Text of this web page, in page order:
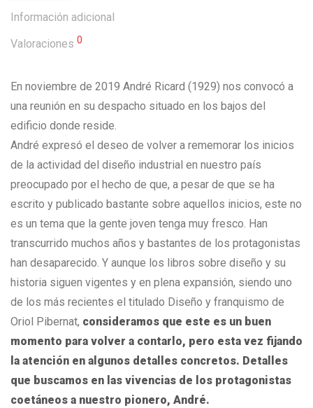
Información adicional
Valoraciones 0
En noviembre de 2019 André Ricard (1929) nos convocó a
una reunión en su despacho situado en los bajos del
edificio donde reside.
André expresó el deseo de volver a rememorar los inicios
de la actividad del diseño industrial en nuestro país
preocupado por el hecho de que, a pesar de que se ha
escrito y publicado bastante sobre aquellos inicios, este no
es un tema que la gente joven tenga muy fresco. Han
transcurrido muchos años y bastantes de los protagonistas
han desaparecido. Y aunque los libros sobre diseño y su
historia siguen vigentes y en plena expansión, siendo uno
de los más recientes el titulado Diseño y franquismo de
Oriol Pibernat, consideramos que este es un buen
momento para volver a contarlo, pero esta vez fijando
la atención en algunos detalles concretos. Detalles
que buscamos en las vivencias de los protagonistas
coetáneos a nuestro pionero, André.